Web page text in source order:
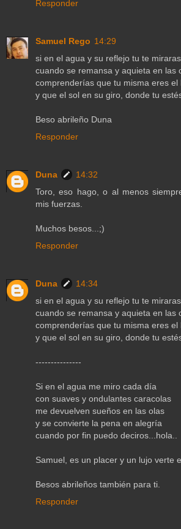
Responder
Samuel Rego 14:29
si en el agua y su reflejo tu te miraras
cuando se remansa y aquieta en las
comprenderías que tu misma eres el
y que el sol en su giro, donde tu
Beso abrileño Duna
Responder
Duna
14:32
Toro, eso hago, o al menos
mis fuerzas.
Muchos besos...;)
Responder
Duna
14:34
si en el agua y su reflejo tu te miraras
cuando se remansa y aquieta en las
comprenderías que tu misma eres el
y que el sol en su giro, donde tu
---------------
Si en el agua me miro cada día
con suaves y ondulantes caracolas
me devuelven sueños en las olas
y se convierte la pena en alegría
cuando por fin puedo deciros...hola..
Samuel, es un placer y un lujo verte
Besos abrileños también para ti.
Responder